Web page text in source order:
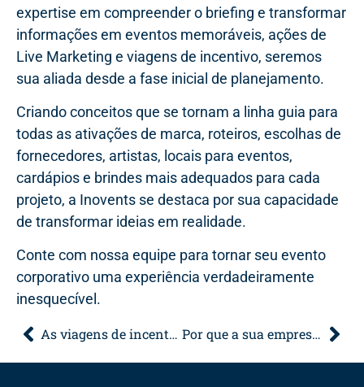
expertise em compreender o briefing e transformar
informações em eventos memoráveis, ações de
Live Marketing e viagens de incentivo, seremos
sua aliada desde a fase inicial de planejamento.
Criando conceitos que se tornam a linha guia para
todas as ativações de marca, roteiros, escolhas de
fornecedores, artistas, locais para eventos,
cardápios e brindes mais adequados para cada
projeto, a Inovents se destaca por sua capacidade
de transformar ideias em realidade.
Conte com nossa equipe para tornar seu evento
corporativo uma experiência verdadeiramente
inesquecível.
As viagens de incentivo com propósito para empresas Por que a sua empresa deveria apostar em mais eventos corporativos?